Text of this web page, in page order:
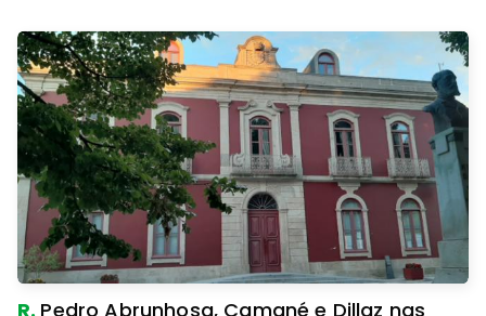
R. Pedro Abrunhosa, Camané e Dillaz nas